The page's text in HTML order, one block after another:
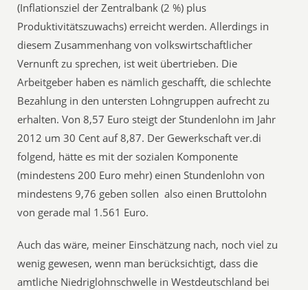
(Inflationsziel der Zentralbank (2 %) plus
Produktivitätszuwachs) erreicht werden. Allerdings in
diesem Zusammenhang von volkswirtschaftlicher
Vernunft zu sprechen, ist weit übertrieben. Die
Arbeitgeber haben es nämlich geschafft, die schlechte
Bezahlung in den untersten Lohngruppen aufrecht zu
erhalten. Von 8,57 Euro steigt der Stundenlohn im Jahr
2012 um 30 Cent auf 8,87. Der Gewerkschaft ver.di
folgend, hätte es mit der sozialen Komponente
(mindestens 200 Euro mehr) einen Stundenlohn von
mindestens 9,76 geben sollen  also einen Bruttolohn
von gerade mal 1.561 Euro.
Auch das wäre, meiner Einschätzung nach, noch viel zu
wenig gewesen, wenn man berücksichtigt, dass die
amtliche Niedriglohnschwelle in Westdeutschland bei